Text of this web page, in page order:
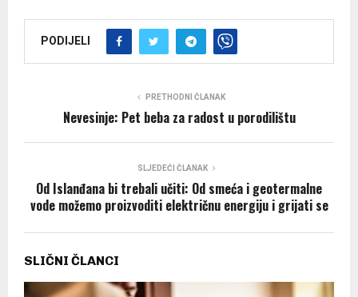
PODIJELI
PRETHODNI ČLANAK
Nevesinje: Pet beba za radost u porodilištu
SLJEDEĆI ČLANAK
Od Islanđana bi trebali učiti: Od smeća i geotermalne
vode možemo proizvoditi električnu energiju i grijati se
SLIČNI ČLANCI